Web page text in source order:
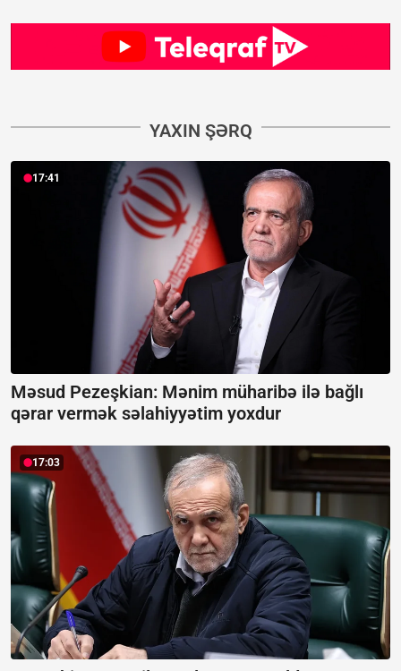
YAXIN ŞƏRQ
17:41
Məsud Pezeşkian: Mənim müharibə ilə bağlı
qərar vermək səlahiyyətim yoxdur
17:03